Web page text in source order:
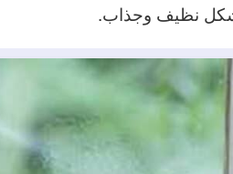
نظيف وجذاب.